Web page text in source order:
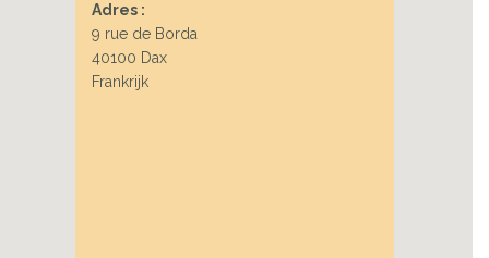
Adres :
9 rue de Borda
40100 Dax
Frankrijk